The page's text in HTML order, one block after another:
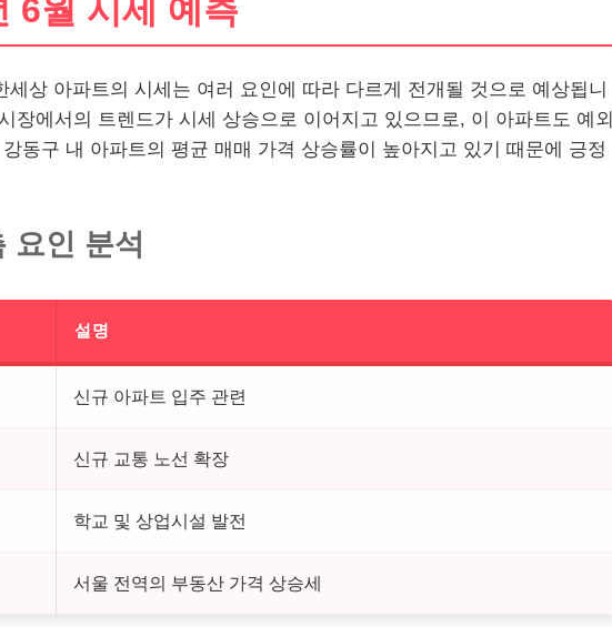
6월 시세 예측
세상 아파트의 시세는 여러 요인에 따라 다르게 전개될 것으로 예상됩니
장에서의 트렌드가 시세 상승으로 이어지고 있으므로, 이 아파트도 예외
동구 내 아파트의 평균 매매 가격 상승률이 높아지고 있기 때문에 긍정
요인 분석
설명
신규 아파트 입주 관련
신규 교통 노선 확장
학교 및 상업시설 발전
서울 전역의 부동산 가격 상승세